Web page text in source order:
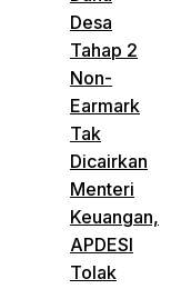
Desa
Tahap 2
Non-
Earmark
Tak
Dicairkan
Menteri
Keuangan,
APDESI
Tolak